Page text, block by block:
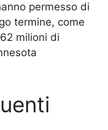
permesso di
termine, come
milioni di